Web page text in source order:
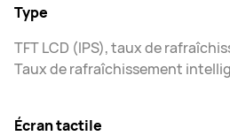
Type
TFT LCD (IPS), taux de
Taux de rafraîchissement
Écran tactile